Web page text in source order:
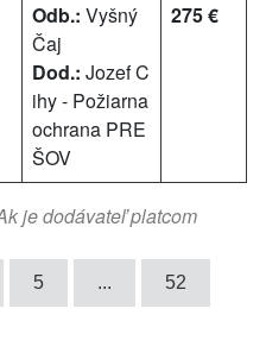
Odb.: Vyšný
Čaj
Dod.: Jozef C
ihy - Požiarna
ochrana PRE
ŠOV
275 €
je dodávateľ platcom
5 ... 52